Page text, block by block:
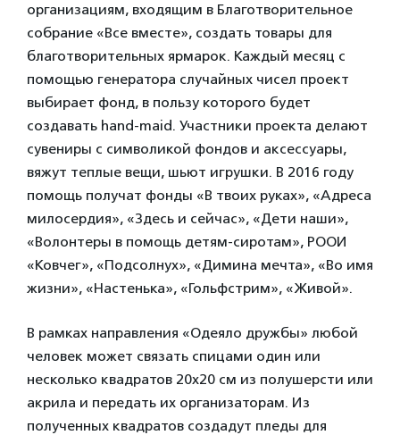
организациям, входящим в Благотворительное
собрание «Все вместе», создать товары для
благотворительных ярмарок. Каждый месяц с
помощью генератора случайных чисел проект
выбирает фонд, в пользу которого будет
создавать hand-maid. Участники проекта делают
сувениры с символикой фондов и аксессуары,
вяжут теплые вещи, шьют игрушки. В 2016 году
помощь получат фонды «В твоих руках», «Адреса
милосердия», «Здесь и сейчас», «Дети наши»,
«Волонтеры в помощь детям-сиротам», РООИ
«Ковчег», «Подсолнух», «Димина мечта», «Во имя
жизни», «Настенька», «Гольфстрим», «Живой».
В рамках направления «Одеяло дружбы» любой
человек может связать спицами один или
несколько квадратов 20х20 см из полушерсти или
акрила и передать их организаторам. Из
полученных квадратов создадут пледы для